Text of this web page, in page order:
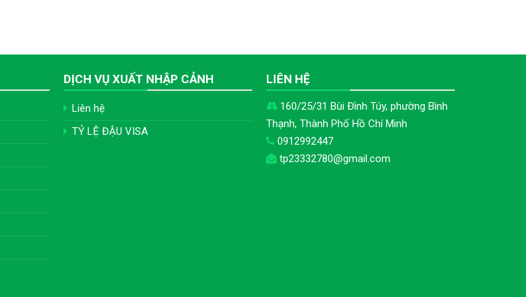
DỊCH VỤ XUẤT NHẬP CẢNH
Liên hệ
TỶ LỆ ĐẬU VISA
LIÊN HỆ
160/25/31 Bùi Đình Túy, phường Bình
Thạnh, Thành Phố Hồ Chí Minh
0912992447
tp23332780@gmail.com